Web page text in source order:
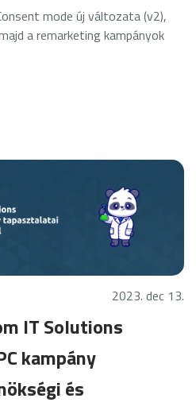
mode új változata (v2),
a remarketing kampányok
2023. dec 13.
IT Solutions
kampány
és